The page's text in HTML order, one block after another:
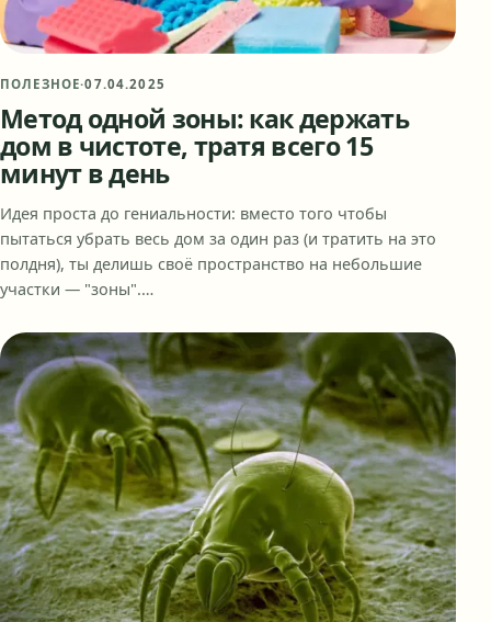
ПОЛЕЗНОЕ·07.04.2025
Метод одной зоны: как держать
дом в чистоте, тратя всего 15
минут в день
Идея проста до гениальности: вместо того чтобы
пытаться убрать весь дом за один раз (и тратить на это
полдня), ты делишь своё пространство на небольшие
участки — "зоны".…